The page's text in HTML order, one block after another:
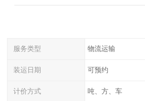
服务类型 物流运输
装运日期 可预约
计价方式 吨、方、车